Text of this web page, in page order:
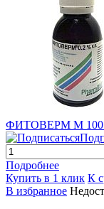
ФИТОВЕРМ М 100
Подробнее
Купить в 1 клик К
В избранное